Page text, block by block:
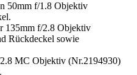
50mm f/1.8 Objektiv
135mm f/2.8 Objektiv
Rückdeckel sowie
MC Objektiv (Nr.2194930)